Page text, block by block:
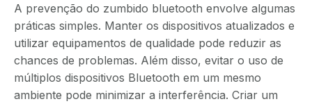
A prevenção do zumbido bluetooth envolve algumas
práticas simples. Manter os dispositivos atualizados e
utilizar equipamentos de qualidade pode reduzir as
chances de problemas. Além disso, evitar o uso de
múltiplos dispositivos Bluetooth em um mesmo
ambiente pode minimizar a interferência. Criar um